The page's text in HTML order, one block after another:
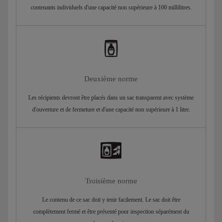
contenants individuels d'une capacité non supérieure à 100 millilitres.
Deuxième norme
Les récipients devront être placés dans un sac transparent avec système
d'ouverture et de fermeture et d'une capacité non supérieure à 1 litre.
Troisième norme
Le contenu de ce sac doit y tenir facilement. Le sac doit être
complètement fermé et être présenté pour inspection séparément du